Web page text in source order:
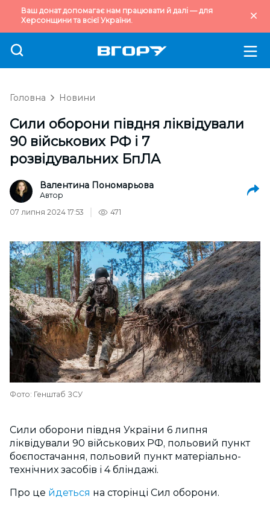
Ваш донат допомагає нам працювати й далі — для
Херсонщини та всієї України.
Головна Новини
Сили оборони півдня ліквідували
90 військових РФ і 7
розвідувальних БпЛА
Валентина Пономарьова
Автор
07 липня 2024 17:53
471
Фото: Генштаб ЗСУ
Сили оборони півдня України 6 липня
ліквідували 90 військових РФ, польовий пункт
боєпостачання, польовий пункт матеріально-
технічних засобів і 4 бліндажі.
Про це йдеться на сторінці Сил оборони.